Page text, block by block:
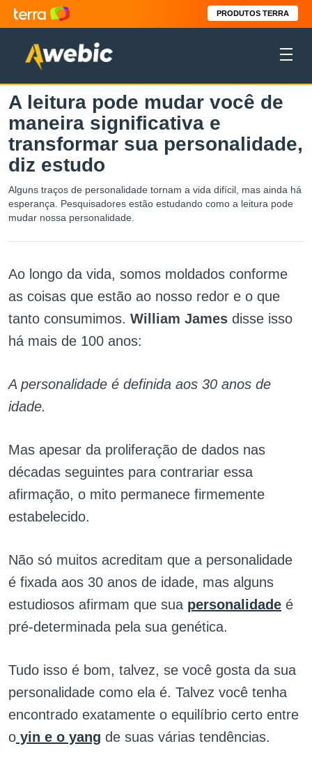
PRODUTOS TERRA
A leitura pode mudar você de
maneira significativa e
transformar sua personalidade,
diz estudo
Alguns traços de personalidade tornam a vida difícil, mas ainda há
esperança. Pesquisadores estão estudando como a leitura pode
mudar nossa personalidade.
Ao longo da vida, somos moldados conforme
as coisas que estão ao nosso redor e o que
tanto consumimos. William James disse isso
há mais de 100 anos:
A personalidade é definida aos 30 anos de
idade.
Mas apesar da proliferação de dados nas
décadas seguintes para contrariar essa
afirmação, o mito permanece firmemente
estabelecido.
Não só muitos acreditam que a personalidade
é fixada aos 30 anos de idade, mas alguns
estudiosos afirmam que sua personalidade é
pré-determinada pela sua genética.
Tudo isso é bom, talvez, se você gosta da sua
personalidade como ela é. Talvez você tenha
encontrado exatamente o equilíbrio certo entre
o yin e o yang de suas várias tendências.